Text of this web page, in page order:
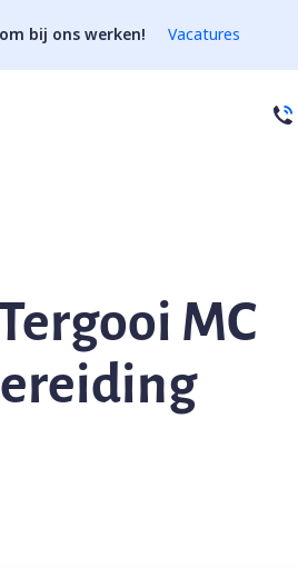
bij ons werken! Vacatures
MC